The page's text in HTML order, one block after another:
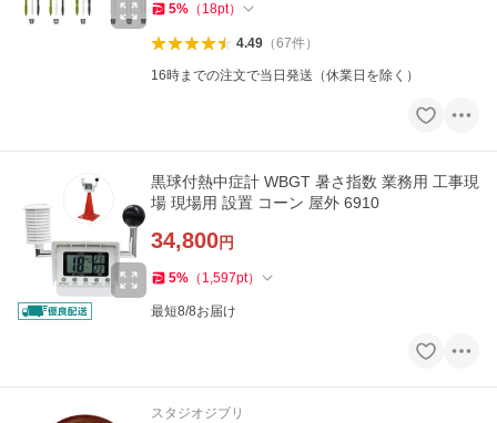
5% （ 18pt）
4.49（67件）
16時までの注文で当日発送（休業日を除く）
黒球付熱中症計 WBGT 暑さ指数 業務用 工事現
場 現場用 設置 コーン 屋外 6910
34,800円
5% （ 1,597pt）
最短8/8お届け
スタジオジブリ